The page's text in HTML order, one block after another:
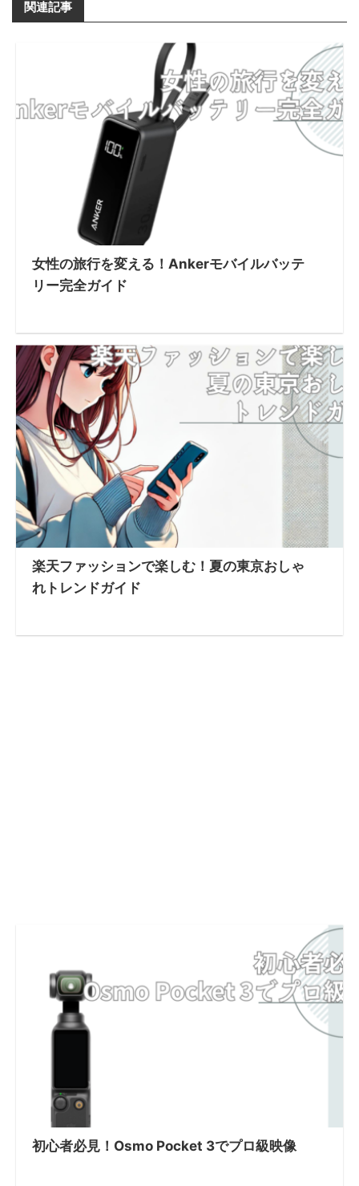
関連記事
女性の旅行を変える！Ankerモバイルバッテ
リー完全ガイド
楽天ファッションで楽しむ！夏の東京おしゃ
れトレンドガイド
初心者必見！Osmo Pocket 3でプロ級映像